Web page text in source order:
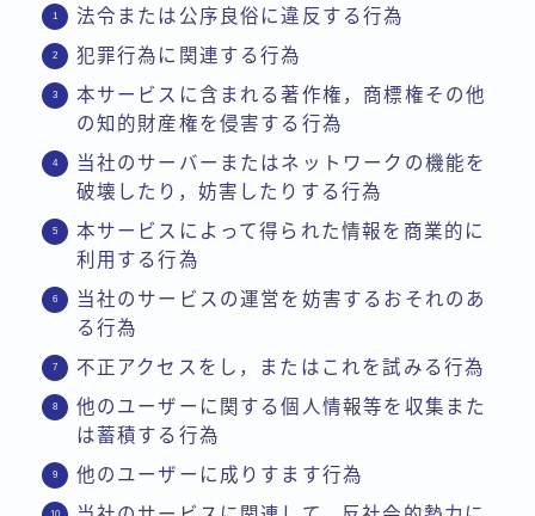
法令または公序良俗に違反する行為
犯罪行為に関連する行為
本サービスに含まれる著作権，商標権その他
の知的財産権を侵害する行為
当社のサーバーまたはネットワークの機能を
破壊したり，妨害したりする行為
本サービスによって得られた情報を商業的に
利用する行為
当社のサービスの運営を妨害するおそれのあ
る行為
不正アクセスをし，またはこれを試みる行為
他のユーザーに関する個人情報等を収集また
は蓄積する行為
他のユーザーに成りすます行為